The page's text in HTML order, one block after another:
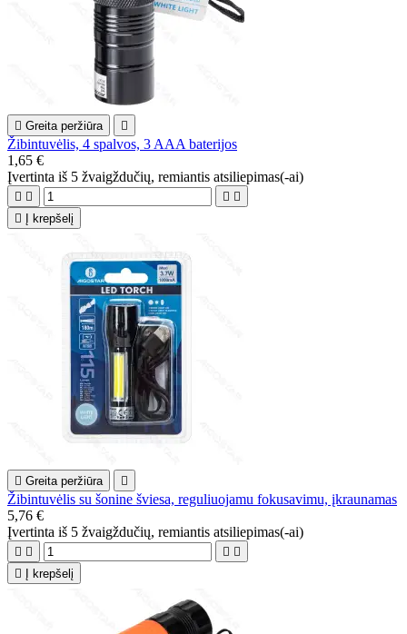
 Greita peržiūra 
Žibintuvėlis, 4 spalvos, 3 AAA baterijos
1,65 €
Įvertinta iš 5 žvaigždučių, remiantis atsiliepimas(-ai)
   

Į krepšelį
 Greita peržiūra 
Žibintuvėlis su šonine šviesa, reguliuojamu fokusavimu, įkraunamas
5,76 €
Įvertinta iš 5 žvaigždučių, remiantis atsiliepimas(-ai)
   

Į krepšelį